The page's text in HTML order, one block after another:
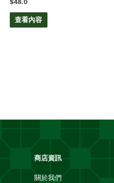
$48.0
查看內容
商店資訊
關於我們